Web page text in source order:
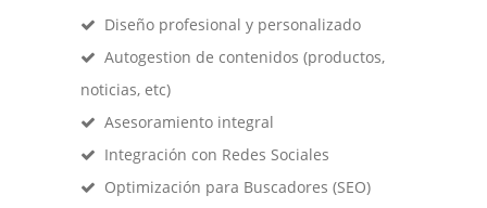
Diseño profesional y personalizado
Autogestion de contenidos (productos,
noticias, etc)
Asesoramiento integral
Integración con Redes Sociales
Optimización para Buscadores (SEO)